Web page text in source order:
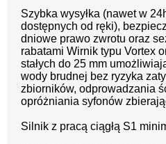
Szybka wysyłka (nawet w
dostępnych od ręki),
dniowe prawo zwrotu oraz
rabatami Wirnik typu Vortex
stałych do 25 mm
wody brudnej bez ryzyka
zbiorników, odprowadzania
opróżniania syfonów
Silnik z pracą ciągłą S1